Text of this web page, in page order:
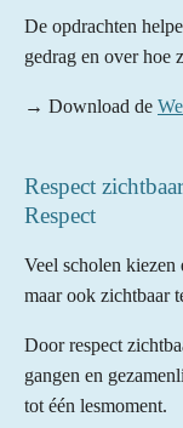
De opdrachten
gedrag en over hoe
→ Download de
Respect
Respect
Veel scholen kiezen
maar ook zichtbaar
Door respect
gangen en
tot één lesmoment.